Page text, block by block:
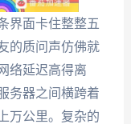
界面卡住整整五
的质问声仿佛就
络延迟高得离
务器之间横跨着
万公里。复杂的